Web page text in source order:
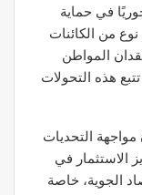
في حماية
من الكائنات
المواطن
هذه التحولات
مواجهة التحديات
الاستثمار في
الجوية، خاصة